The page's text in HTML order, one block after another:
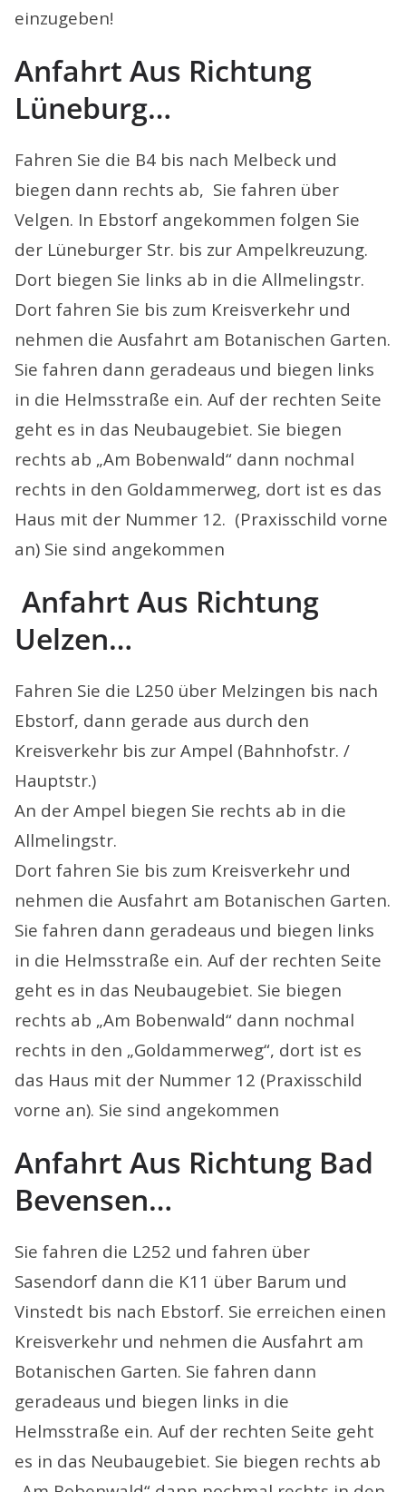
einzugeben!
Anfahrt Aus Richtung
Lüneburg…
Fahren Sie die B4 bis nach Melbeck und
biegen dann rechts ab, Sie fahren über
Velgen. In Ebstorf angekommen folgen Sie
der Lüneburger Str. bis zur Ampelkreuzung.
Dort biegen Sie links ab in die Allmelingstr.
Dort fahren Sie bis zum Kreisverkehr und
nehmen die Ausfahrt am Botanischen Garten.
Sie fahren dann geradeaus und biegen links
in die Helmsstraße ein. Auf der rechten Seite
geht es in das Neubaugebiet. Sie biegen
rechts ab „Am Bobenwald“ dann nochmal
rechts in den Goldammerweg, dort ist es das
Haus mit der Nummer 12. (Praxisschild vorne
an) Sie sind angekommen
Anfahrt Aus Richtung
Uelzen…
Fahren Sie die L250 über Melzingen bis nach
Ebstorf, dann gerade aus durch den
Kreisverkehr bis zur Ampel (Bahnhofstr. /
Hauptstr.)
An der Ampel biegen Sie rechts ab in die
Allmelingstr.
Dort fahren Sie bis zum Kreisverkehr und
nehmen die Ausfahrt am Botanischen Garten.
Sie fahren dann geradeaus und biegen links
in die Helmsstraße ein. Auf der rechten Seite
geht es in das Neubaugebiet. Sie biegen
rechts ab „Am Bobenwald“ dann nochmal
rechts in den „Goldammerweg“, dort ist es
das Haus mit der Nummer 12 (Praxisschild
vorne an). Sie sind angekommen
Anfahrt Aus Richtung Bad
Bevensen…
Sie fahren die L252 und fahren über
Sasendorf dann die K11 über Barum und
Vinstedt bis nach Ebstorf. Sie erreichen einen
Kreisverkehr und nehmen die Ausfahrt am
Botanischen Garten. Sie fahren dann
geradeaus und biegen links in die
Helmsstraße ein. Auf der rechten Seite geht
es in das Neubaugebiet. Sie biegen rechts ab